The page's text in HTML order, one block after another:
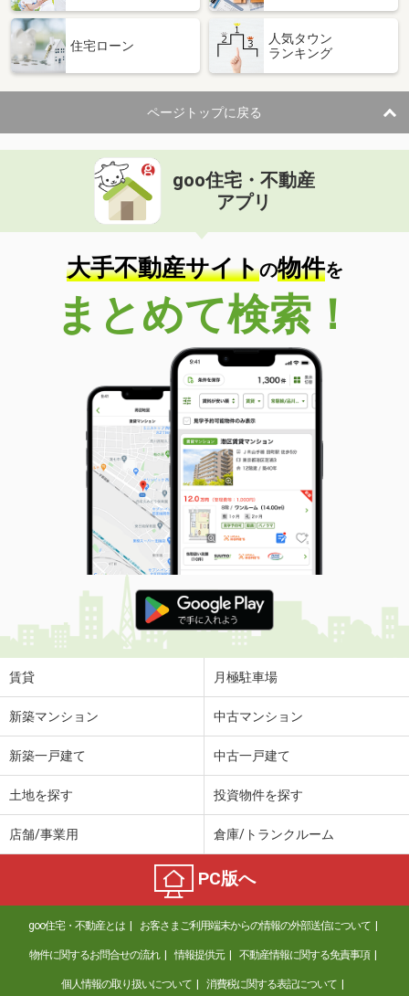
住宅ローン
人気タウン
ランキング
ページトップに戻る
goo住宅・不動産
アプリ
大手不動産サイトの物件を
まとめて検索！
賃貸 月極駐車場
新築マンション 中古マンション
新築一戸建て 中古一戸建て
土地を探す 投資物件を探す
店舗/事業用 倉庫/トランクルーム
PC版へ
goo住宅・不動産とは お客さまご利用端末からの情報の外部送信について
物件に関するお問合せの流れ 情報提供元 不動産情報に関する免責事項
個人情報の取り扱いについて 消費税に関する表記について